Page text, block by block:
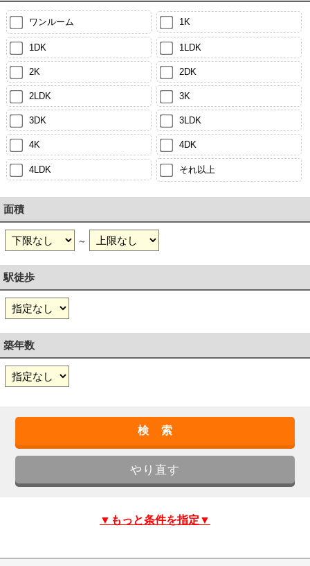
ワンルーム 1K
1DK 1LDK
2K 2DK
2LDK 3K
3DK 3LDK
4K 4DK
4LDK それ以上
面積
～
駅徒歩
築年数
▼もっと条件を指定▼